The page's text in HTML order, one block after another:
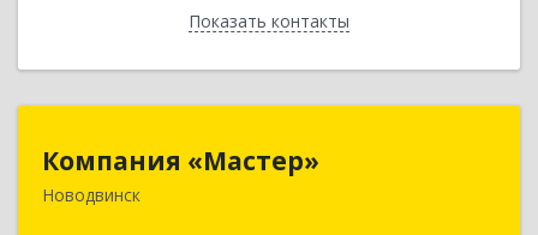
Показать контакты
Назад
Компания «Мастер»
Новодвинск164902, Архангельская обл, Новодвинск г,